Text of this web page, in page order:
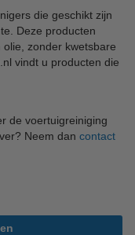
die geschikt zijn
Deze producten
zonder kwetsbare
vindt u producten die
de voertuigreiniging
Neem dan contact